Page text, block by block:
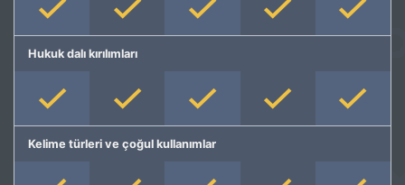
Hukuk dalı kırılımları
Kelime türleri ve çoğul kullanımlar